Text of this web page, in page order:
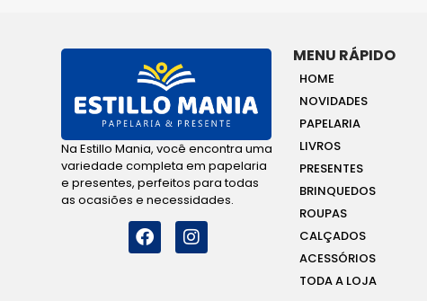
Na Estillo Mania, você encontra uma
variedade completa em papelaria
e presentes, perfeitos para todas
as ocasiões e necessidades.
MENU RÁPIDO
HOME
NOVIDADES
PAPELARIA
LIVROS
PRESENTES
BRINQUEDOS
ROUPAS
CALÇADOS
ACESSÓRIOS
TODA A LOJA